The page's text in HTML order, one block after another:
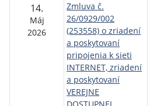
14.
Máj
2026
Zmluva č.
26/0929/002
(253558) o zriadení
a poskytovaní
pripojenia k sieti
INTERNET, zriadení
a poskytovaní
VEREJNE